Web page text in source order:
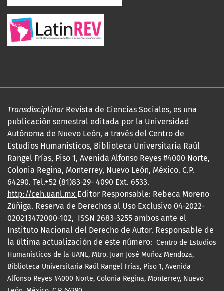
TransdisciplinarRevista de Ciencias Sociales, es una
publicación semestral editada por la Universidad
Autónoma de Nuevo León, a través del Centro de
Estudios Humanísticos, Biblioteca Universitaria Raúl
Rangel Frías, Piso 1, Avenida Alfonso Reyes #4000 Norte,
Colonia Regina, Monterrey, Nuevo León, México. C.P.
64290. Tel.+52 (81)83-29- 4090 Ext. 6533.
http://ceh.uanl.mx Editor Responsable: Rebeca Moreno
Zúñiga. Reserva de Derechos al Uso Exclusivo 04-2022-
020213472000-102, ISSN 2683-3255 ambos ante el
Instituto Nacional del Derecho de Autor. Responsable de
la última actualización de este número: Centro de Estudios
Humanísticos de la UANL, Mtro. Juan José Muñoz Mendoza,
Biblioteca Universitaria Raúl Rangel Frías, Piso 1, Avenida
Alfonso Reyes #4000 Norte, Colonia Regina, Monterrey, Nuevo